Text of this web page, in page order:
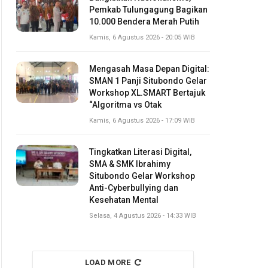
Pemkab Tulungagung Bagikan
10.000 Bendera Merah Putih
Kamis, 6 Agustus 2026 - 20:05 WIB
Mengasah Masa Depan Digital:
SMAN 1 Panji Situbondo Gelar
Workshop XL.SMART Bertajuk
“Algoritma vs Otak
Kamis, 6 Agustus 2026 - 17:09 WIB
Tingkatkan Literasi Digital,
SMA & SMK Ibrahimy
Situbondo Gelar Workshop
Anti-Cyberbullying dan
Kesehatan Mental
Selasa, 4 Agustus 2026 - 14:33 WIB
LOAD MORE